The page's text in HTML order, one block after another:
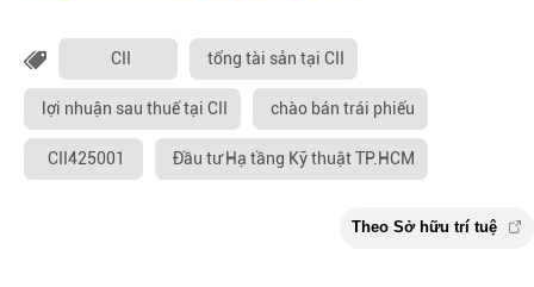
CII tổng tài sản tại CII
lợi nhuận sau thuế tại CII chào bán trái phiếu
CII425001 Đầu tư Hạ tầng Kỹ thuật TP.HCM